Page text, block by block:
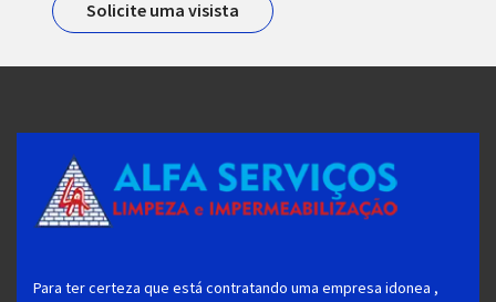
Solicite uma visista
Para ter certeza que está contratando uma empresa idonea ,